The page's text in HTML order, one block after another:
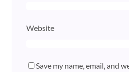
Website
Save my name, email, and